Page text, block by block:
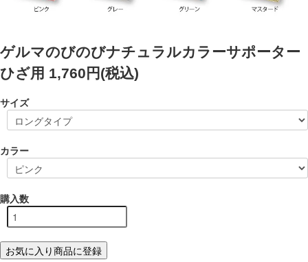
ゲルマのびのびナチュラルカラーサポーター
ひざ用 1,760円(税込)
サイズ
カラー
購入数
お気に入り商品に登録